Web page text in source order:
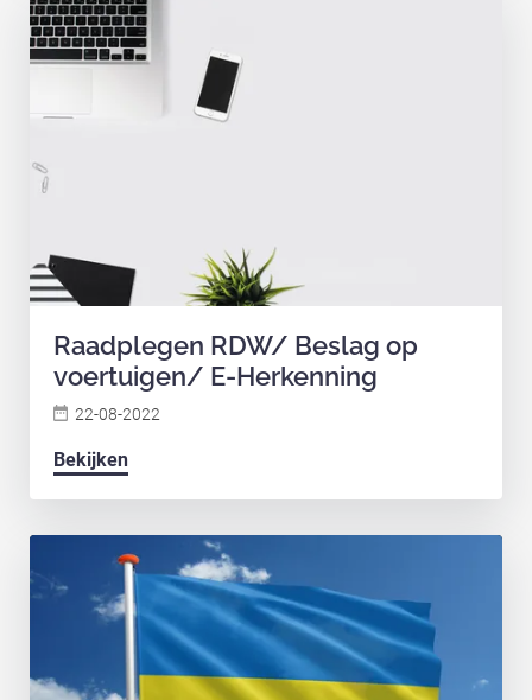
Raadplegen RDW/ Beslag op
voertuigen/ E-Herkenning
22-08-2022
Bekijken